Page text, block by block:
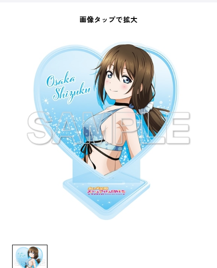
画像タップで拡大